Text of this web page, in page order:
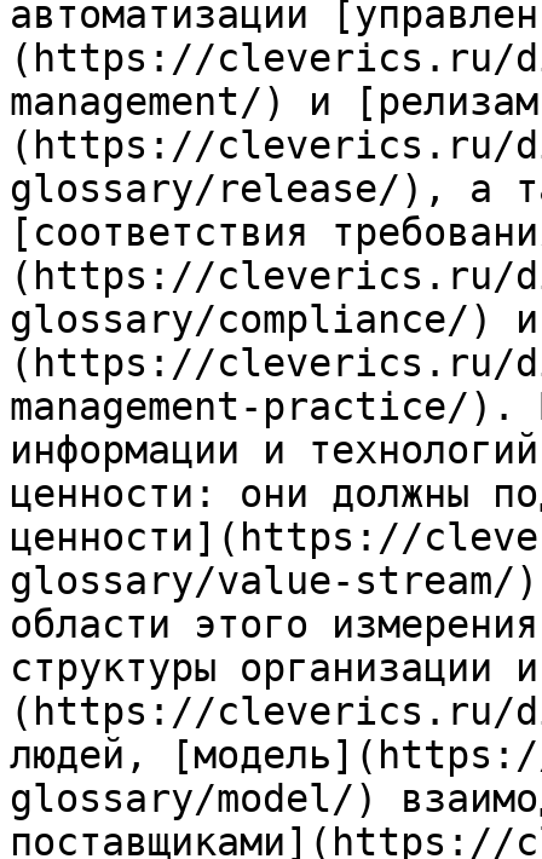
автоматизации
(https://cleverics.ru/
management/) и
(https://cleverics.ru/
glossary/release/), а
[соответствия
(https://cleverics.ru/
glossary/compliance/) и
(https://cleverics.ru/
management-practice/).
информации и
ценности: они должны
ценности](https://
glossary/value-stream/
области этого
структуры организации
(https://cleverics.ru/
людей,
glossary/model/)